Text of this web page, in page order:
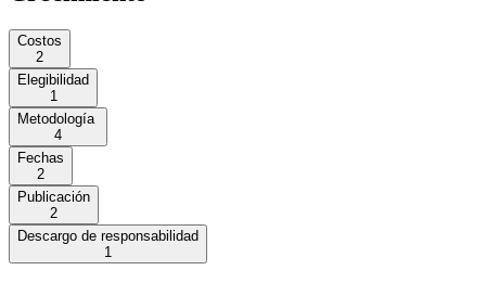
Costos
2
Elegibilidad
1
Metodología
4
Fechas
2
Publicación
2
Descargo de responsabilidad
1